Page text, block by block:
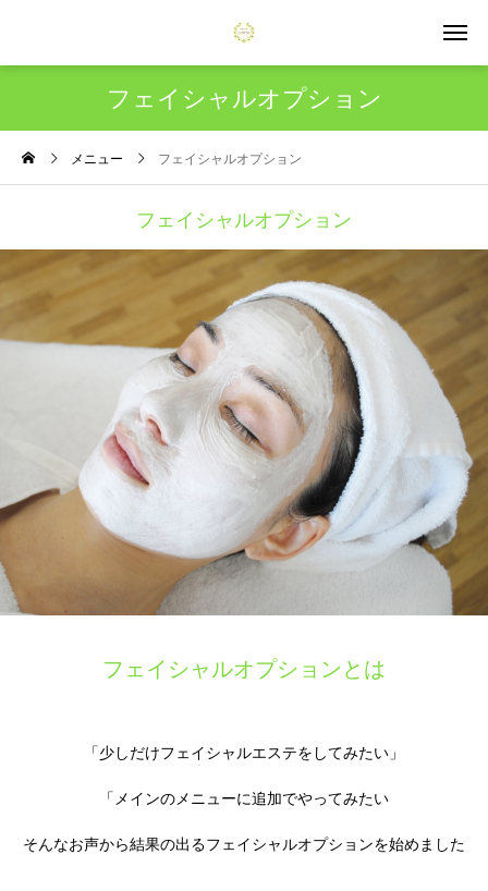
フェイシャルオプション
メニュー フェイシャルオプション
フェイシャルオプション
フェイシャルオプションとは
「少しだけフェイシャルエステをしてみたい」
「メインのメニューに追加でやってみたい
そんなお声から結果の出るフェイシャルオプションを始めました